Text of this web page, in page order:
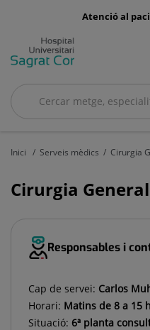
menu-
Atenció al
Cercar
Cercar
Inici Serveis mèdics Cirurgia
Cirurgia
Responsables i
Cap de servei: Carlos
Horari: Matins de 8 a 15
Situació: 6ª planta